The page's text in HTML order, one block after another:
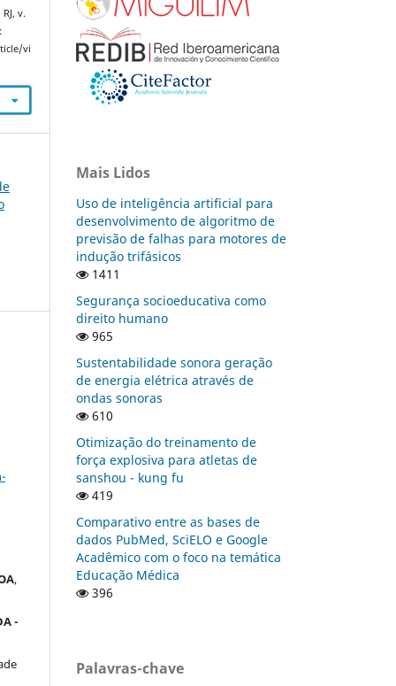
v.
vi
,
-
Mais Lidos
Uso de inteligência artificial para
desenvolvimento de algoritmo de
previsão de falhas para motores de
indução trifásicos
1411
Segurança socioeducativa como
direito humano
965
Sustentabilidade sonora geração
de energia elétrica através de
ondas sonoras
610
Otimização do treinamento de
força explosiva para atletas de
sanshou - kung fu
419
Comparativo entre as bases de
dados PubMed, SciELO e Google
Acadêmico com o foco na temática
Educação Médica
396
Palavras-chave